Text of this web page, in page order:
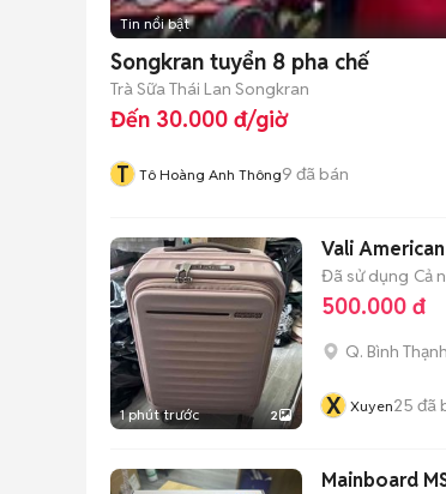
Tin nổi bật
Songkran tuyển 8 pha chế
Trà Sữa Thái Lan Songkran
Đến 30.000 đ/giờ
T Tô Hoàng Anh Thông9 đã bán
1 phút trước 2
Vali
Đã sử dụng Cả
500.000 đ
Q. Bình Thạnh
X Xuyen25 đã
Mainboard